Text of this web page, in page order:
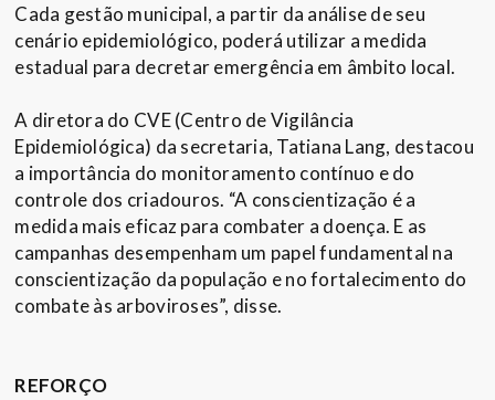
Cada gestão municipal, a partir da análise de seu
cenário epidemiológico, poderá utilizar a medida
estadual para decretar emergência em âmbito local.
A diretora do CVE (Centro de Vigilância
Epidemiológica) da secretaria, Tatiana Lang, destacou
a importância do monitoramento contínuo e do
controle dos criadouros. “A conscientização é a
medida mais eficaz para combater a doença. E as
campanhas desempenham um papel fundamental na
conscientização da população e no fortalecimento do
combate às arboviroses”, disse.
REFORÇO